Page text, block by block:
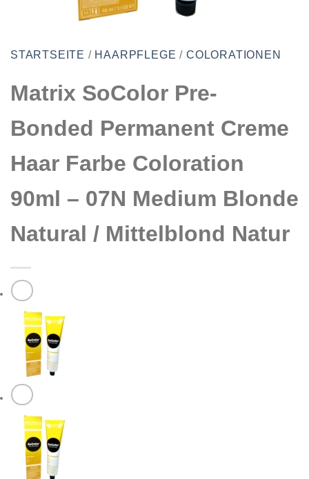
STARTSEITE / HAARPFLEGE / COLORATIONEN
Matrix SoColor Pre-
Bonded Permanent Creme
Haar Farbe Coloration
90ml – 07N Medium Blonde
Natural / Mittelblond Natur